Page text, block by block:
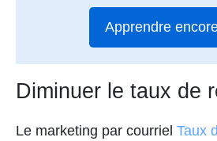
Apprendre
Diminuer le taux de
Le marketing par courriel Taux